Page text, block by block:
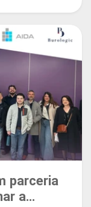
parceria
a